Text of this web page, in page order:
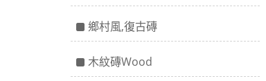
鄉村風,復古磚
木紋磚Wood